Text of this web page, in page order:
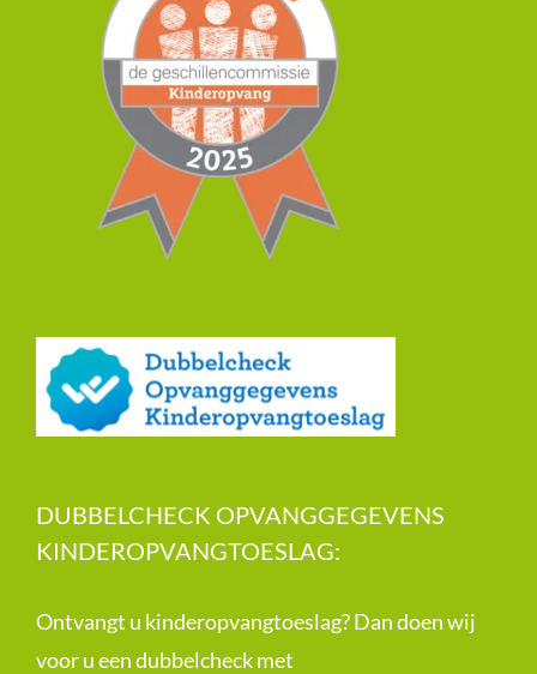
DUBBELCHECK OPVANGGEGEVENS
KINDEROPVANGTOESLAG:
Ontvangt u kinderopvangtoeslag? Dan doen wij
voor u een dubbelcheck met